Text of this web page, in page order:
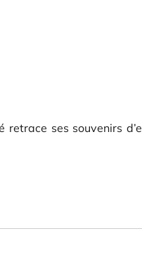
ses souvenirs